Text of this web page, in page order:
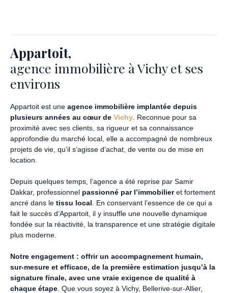
Appartoit,
agence immobilière à Vichy et ses
environs
Appartoit est une agence immobilière implantée depuis
plusieurs années au cœur de Vichy . Reconnue pour sa
proximité avec ses clients, sa rigueur et sa connaissance
approfondie du marché local, elle a accompagné de nombreux
projets de vie, qu’il s’agisse d’achat, de vente ou de mise en
location.
Depuis quelques temps, l’agence a été reprise par Samir
Dakkar, professionnel passionné par l’immobilieret fortement
ancré dans le tissu local . En conservant l’essence de ce qui a
fait le succès d’Appartoit, il y insuffle une nouvelle dynamique
fondée sur la réactivité, la transparence et une stratégie digitale
plus moderne.
Notre engagement : offrir un accompagnement humain,
sur-mesure et efficace, de la première estimation jusqu’à la
signature finale, avec une vraie exigence de qualité à
chaque étape . Que vous soyez à Vichy, Bellerive-sur-Allier,